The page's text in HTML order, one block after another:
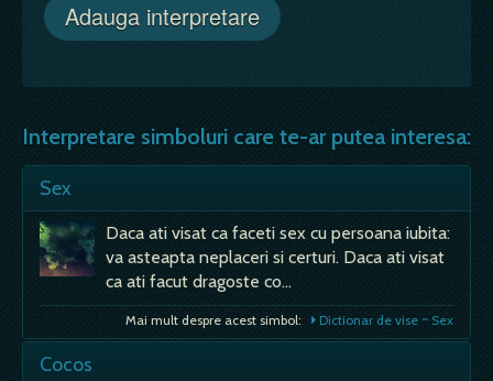
Interpretare simboluri care te-ar putea interesa:
Sex
Daca ati visat ca faceti sex cu persoana iubita:
va asteapta neplaceri si certuri. Daca ati visat
ca ati facut dragoste co…
Mai mult despre acest simbol: Dictionar de vise ~ Sex
Cocos